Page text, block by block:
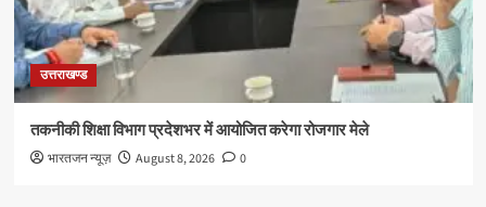
उत्तराखण्ड
तकनीकी शिक्षा विभाग प्रदेशभर में आयोजित करेगा रोजगार मेले
भारतजन न्यूज़ August 8, 2026 0